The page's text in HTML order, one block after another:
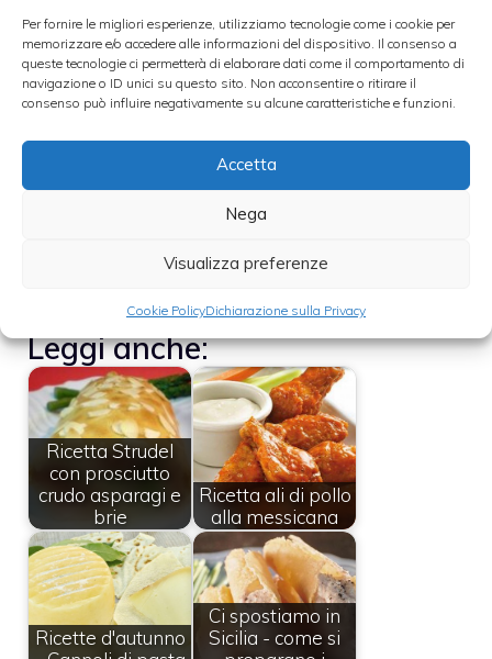
Per fornire le migliori esperienze, utilizziamo tecnologie come i cookie per
memorizzare e/o accedere alle informazioni del dispositivo. Il consenso a
queste tecnologie ci permetterà di elaborare dati come il comportamento di
navigazione o ID unici su questo sito. Non acconsentire o ritirare il
consenso può influire negativamente su alcune caratteristiche e funzioni.
Accetta
Nega
Visualizza preferenze
Cookie PolicyDichiarazione sulla Privacy
abbondante di grana grattugiato fino a
ottenere un composto spumoso. Incorporate
5-6 cucchiai di panna montata non
zuccherata e mettete il composto in
frigorifero per almeno un’ora; trasferitelo
quindi in una tasca da pasticciere e farcite i
portata, aggiustate di pepe e servite.
Leggi anche:
Ricetta Strudel
con prosciutto
crudo asparagi e
brie
Ricetta ali di pollo
alla messicana
Ricette d'autunno
Ci spostiamo in
Sicilia - come si